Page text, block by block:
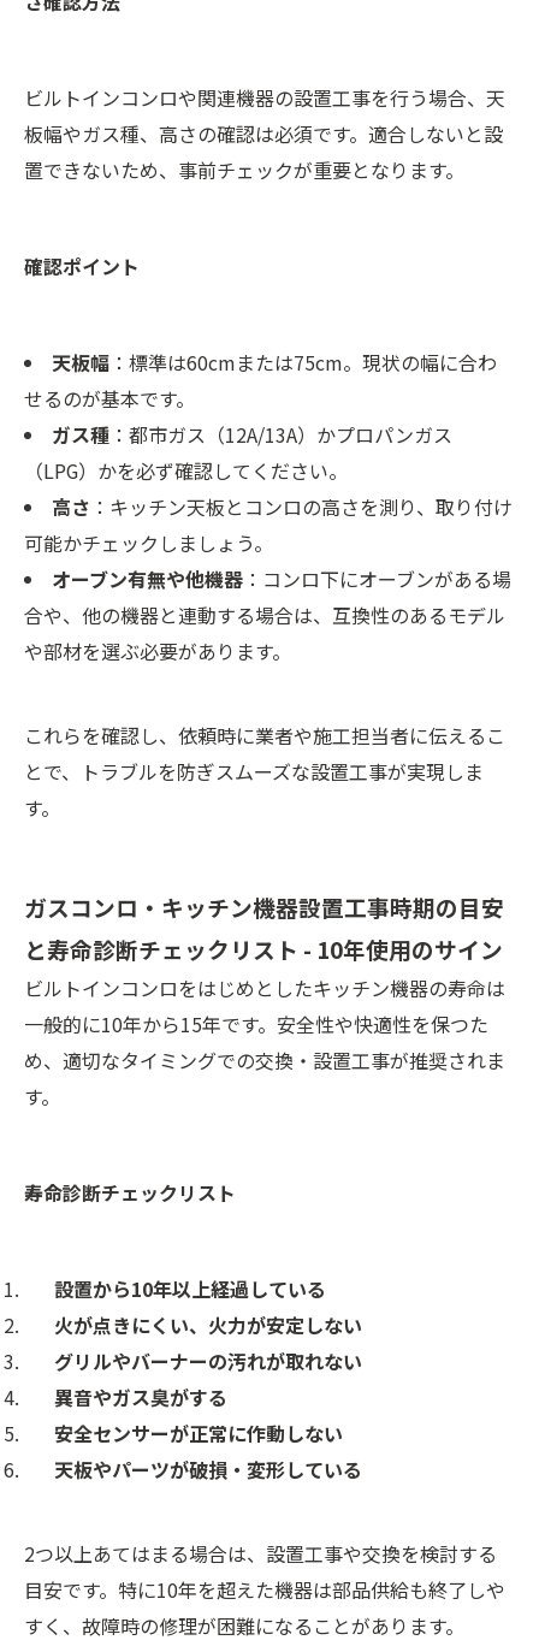
ビルトインコンロや関連機器の設置工事を行う場合、天
板幅やガス種、高さの確認は必須です。適合しないと設
置できないため、事前チェックが重要となります。
確認ポイント
天板幅：標準は60cmまたは75cm。現状の幅に合わ
せるのが基本です。
ガス種：都市ガス（12A/13A）かプロパンガス
（LPG）かを必ず確認してください。
高さ ：キッチン天板とコンロの高さを測り、取り付け
可能かチェックしましょう。
オーブン有無や他機器：コンロ下にオーブンがある場
合や、他の機器と連動する場合は、互換性のあるモデル
や部材を選ぶ必要があります。
これらを確認し、依頼時に業者や施工担当者に伝えるこ
とで、トラブルを防ぎスムーズな設置工事が実現しま
す。
ガスコンロ・キッチン機器設置工事時期の目安
と寿命診断チェックリスト - 10年使用のサイン
ビルトインコンロをはじめとしたキッチン機器の寿命は
一般的に10年から15年です。安全性や快適性を保つた
め、適切なタイミングでの交換・設置工事が推奨されま
す。
寿命診断チェックリスト
設置から10年以上経過している
火が点きにくい、火力が安定しない
グリルやバーナーの汚れが取れない
異音やガス臭がする
安全センサーが正常に作動しない
天板やパーツが破損・変形している
2つ以上あてはまる場合は、設置工事や交換を検討する
目安です。特に10年を超えた機器は部品供給も終了しや
すく、故障時の修理が困難になることがあります。